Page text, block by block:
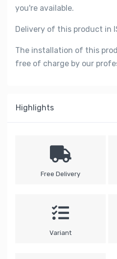
you're available.
Delivery of this product in
The installation of this
free of charge by our
Highlights
Free Delivery
Variant